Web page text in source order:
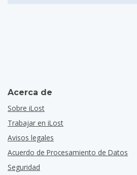
Acerca de
Sobre iLost
Trabajar en iLost
Avisos legales
Acuerdo de Procesamiento de Datos
Seguridad